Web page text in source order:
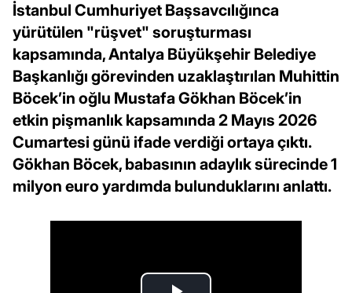
İstanbul Cumhuriyet Başsavcılığınca
yürütülen "rüşvet" soruşturması
kapsamında, Antalya Büyükşehir Belediye
Başkanlığı görevinden uzaklaştırılan Muhittin
Böcek’in oğlu Mustafa Gökhan Böcek’in
etkin pişmanlık kapsamında 2 Mayıs 2026
Cumartesi günü ifade verdiği ortaya çıktı.
Gökhan Böcek, babasının adaylık sürecinde 1
milyon euro yardımda bulunduklarını anlattı.